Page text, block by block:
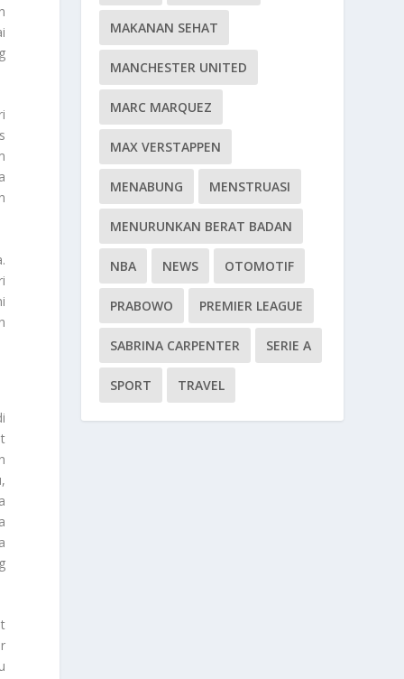
MAKANAN SEHAT
MANCHESTER UNITED
MARC MARQUEZ
MAX VERSTAPPEN
MENABUNG MENSTRUASI
MENURUNKAN BERAT BADAN
NBA NEWS OTOMOTIF
PRABOWO PREMIER LEAGUE
SABRINA CARPENTER SERIE A
SPORT TRAVEL